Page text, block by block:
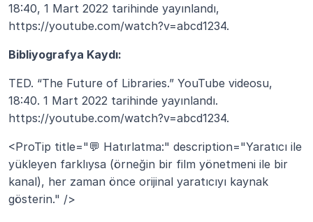
18:40, 1 Mart 2022 tarihinde yayınlandı,
https://youtube.com/watch?v=abcd1234.
Bibliyografya Kaydı:
TED. “The Future of Libraries.” YouTube videosu,
18:40. 1 Mart 2022 tarihinde yayınlandı.
https://youtube.com/watch?v=abcd1234.
<ProTip title="💬 Hatırlatma:" description="Yaratıcı ile
yükleyen farklıysa (örneğin bir film yönetmeni ile bir
kanal), her zaman önce orijinal yaratıcıyı kaynak
gösterin." />